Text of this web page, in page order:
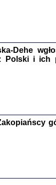
NAM
w ukryciu w
Engelking,
Dehe
Polski i ich